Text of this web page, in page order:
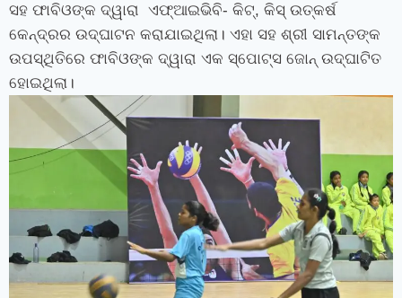
ସହ ଫାବିଓଙ୍କ ଦ୍ୱାରା ଏଫ୍‍ଆଇଭିବି- କିଟ୍‍, କିସ୍‍ ଉତ୍କର୍ଷ
କେନ୍ଦ୍ରର ଉଦ୍‍ଘାଟନ କରାଯାଇଥିଲା। ଏହା ସହ ଶ୍ରୀ ସାମନ୍ତଙ୍କ
ଉପସ୍ଥିତିରେ ଫାବିଓଙ୍କ ଦ୍ୱାରା ଏକ ସ୍ପୋଟ୍‍ସ ଜୋନ୍‍ ଉଦ୍‍ଘାଟିତ
ହୋଇଥିଲା।